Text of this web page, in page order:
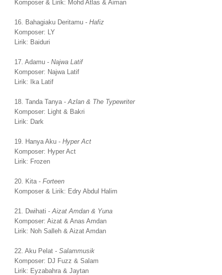
Komposer & Lirik: Mohd Atlas & Aiman
16. Bahagiaku Deritamu - Hafiz
Komposer: LY
Lirik: Baiduri
17. Adamu - Najwa Latif
Komposer: Najwa Latif
Lirik: Ika Latif
18. Tanda Tanya -Azlan & The Typewriter
Komposer: Light & Bakri
Lirik: Dark
19. Hanya Aku - Hyper Act
Komposer: Hyper Act
Lirik: Frozen
20. Kita - Forteen
Komposer & Lirik: Edry Abdul Halim
21. Dwihati -Aizat Amdan & Yuna
Komposer: Aizat & Anas Amdan
Lirik: Noh Salleh & Aizat Amdan
22. Aku Pelat - Salammusik
Komposer: DJ Fuzz & Salam
Lirik: Eyzabahra & Jaytan